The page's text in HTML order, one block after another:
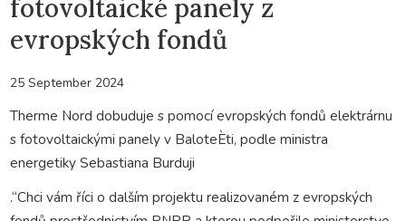
fotovoltaické panely z
evropských fondů
25 September 2024
Therme Nord dobuduje s pomocí evropských fondů elektrárnu
s fotovoltaickými panely v BaloteÈti, podle ministra
energetiky Sebastiana Burduji
.“Chci vám říci o dalším projektu realizovaném z evropských